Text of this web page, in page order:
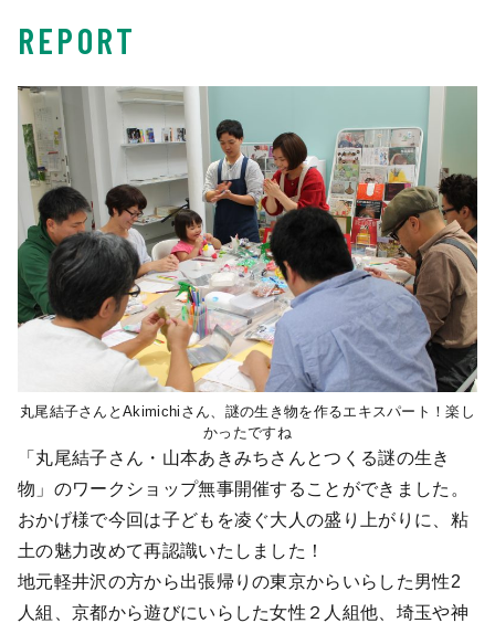
REPORT
丸尾結子さんとAkimichiさん、謎の生き物を作るエキスパート！楽し
かったですね
「丸尾結子さん・山本あきみちさんとつくる謎の生き
物」のワークショップ無事開催することができました。
おかげ様で今回は子どもを凌ぐ大人の盛り上がりに、粘
土の魅力改めて再認識いたしました！
地元軽井沢の方から出張帰りの東京からいらした男性2
人組、京都から遊びにいらした女性２人組他、埼玉や神